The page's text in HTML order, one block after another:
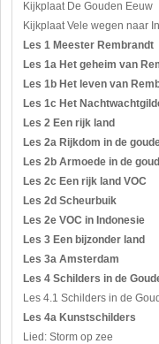
Kijkplaat De Gouden Eeuw
Kijkplaat Vele wegen naar
Les 1 Meester Rembrandt
Les 1a Het geheim van
Les 1b Het leven van
Les 1c Het
Les 2 Een rijk land
Les 2a Rijkdom in de
Les 2b Armoede in de
Les 2c Een rijk land VOC
Les 2d Scheurbuik
Les 2e VOC in Indonesie
Les 3 Een bijzonder land
Les 3a Amsterdam
Les 4 Schilders in de
Les 4.1 Schilders in de
Les 4a Kunstschilders
Lied: Storm op zee